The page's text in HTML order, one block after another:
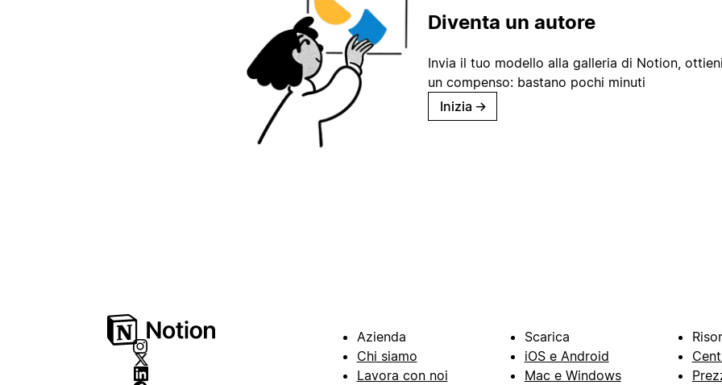
Diventa un autore
Invia il tuo modello alla galleria di Notion,
un compenso: bastano pochi minuti
Inizia →
Azienda
Chi siamo
Lavora con noi
Scarica
iOS e Android
Mac e Windows